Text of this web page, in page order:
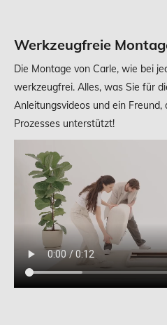
Werkzeugfreie
Die Montage von Carle, wie bei
werkzeugfrei. Alles, was Sie für
Anleitungsvideos und ein
Prozesses unterstützt!